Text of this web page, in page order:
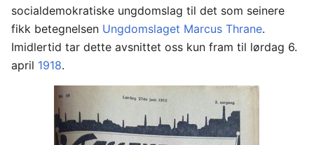
socialdemokratiske ungdomslag til det som seinere
fikk betegnelsen Ungdomslaget Marcus Thrane.
Imidlertid tar dette avsnittet oss kun fram til lørdag 6.
april 1918.